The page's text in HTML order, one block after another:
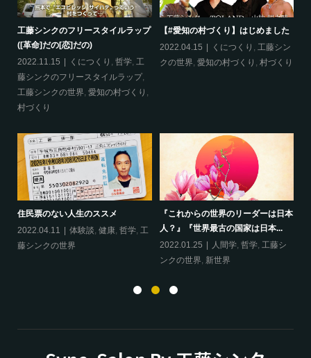
工藤シンクのフリースタイルラップ
([革命]だの[恋]だの)
2022.11.15
くにつくり , 哲学, 工
藤シンクのフリースタイルラップ,
工藤シンクの世界, 愛知の村づくり ,
村づくり
【#愛知の村づくり】はじめました
2022.04.15
くにつくり , 工藤シン
クの世界, 愛知の村づくり , 村づくり
住民票のない人生のススメ
2022.04.11
体験談 健康, 哲学, 工
藤シンクの世界
『これからの世界のリーダーは日本
人？』『世界最古の国家は日本...
2022.01.25
人間学, 哲学, 工藤シ
ンクの世界 新世界